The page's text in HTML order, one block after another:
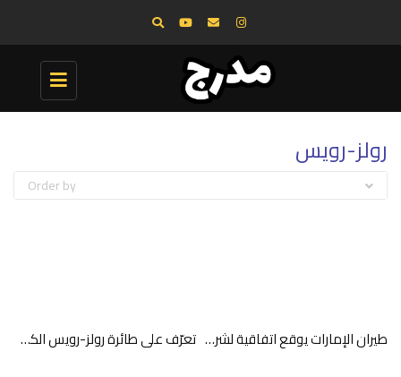
Toggle
navigation
رولز-رويس
Order by
تعرّف على طائرة رولز-رويس الكهربائية طيران الإمارات يوقع اتفاقية لشراء 50 طائرة A350 من إيرباص